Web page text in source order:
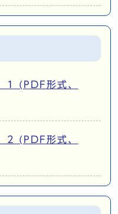
1 (PDF形式、
2 (PDF形式、